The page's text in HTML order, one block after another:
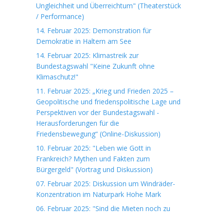
Ungleichheit und Überreichtum" (Theaterstück
/ Performance)
14. Februar 2025: Demonstration für
Demokratie in Haltern am See
14. Februar 2025: Klimastreik zur
Bundestagswahl "Keine Zukunft ohne
Klimaschutz!"
11. Februar 2025: „Krieg und Frieden 2025 –
Geopolitische und friedenspolitische Lage und
Perspektiven vor der Bundestagswahl -
Herausforderungen für die
Friedensbewegung“ (Online-Diskussion)
10. Februar 2025: "Leben wie Gott in
Frankreich? Mythen und Fakten zum
Bürgergeld" (Vortrag und Diskussion)
07. Februar 2025: Diskussion um Windräder-
Konzentration im Naturpark Hohe Mark
06. Februar 2025: "Sind die Mieten noch zu